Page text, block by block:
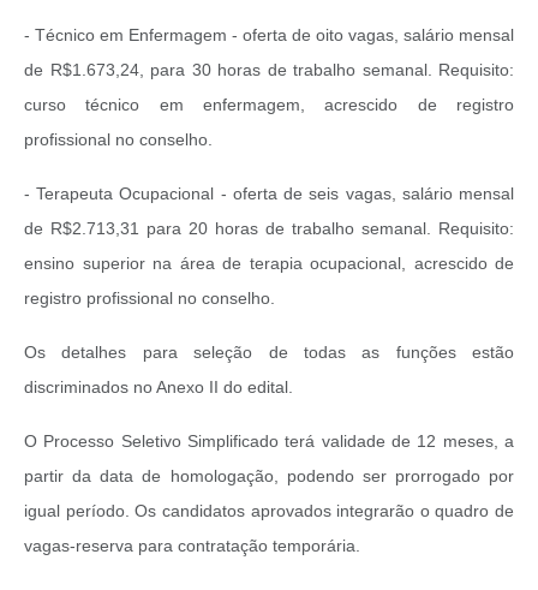
- Técnico em Enfermagem - oferta de oito vagas, salário mensal
de R$1.673,24, para 30 horas de trabalho semanal. Requisito:
curso técnico em enfermagem, acrescido de registro
profissional no conselho.
- Terapeuta Ocupacional - oferta de seis vagas, salário mensal
de R$2.713,31 para 20 horas de trabalho semanal. Requisito:
ensino superior na área de terapia ocupacional, acrescido de
registro profissional no conselho.
Os detalhes para seleção de todas as funções estão
discriminados no Anexo II do edital.
O Processo Seletivo Simplificado terá validade de 12 meses, a
partir da data de homologação, podendo ser prorrogado por
igual período. Os candidatos aprovados integrarão o quadro de
vagas-reserva para contratação temporária.